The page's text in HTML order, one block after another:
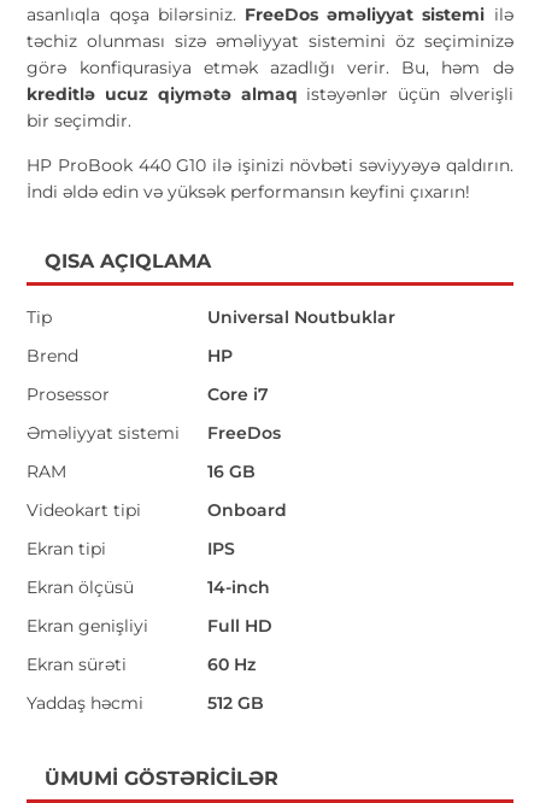
asanlıqla qoşa bilərsiniz. FreeDos əməliyyat sistemi ilə
təchiz olunması sizə əməliyyat sistemini öz seçiminizə
görə konfiqurasiya etmək azadlığı verir. Bu, həm də
kreditlə ucuz qiymətə almaq istəyənlər üçün əlverişli
bir seçimdir.
HP ProBook 440 G10 ilə işinizi növbəti səviyyəyə qaldırın.
İndi əldə edin və yüksək performansın keyfini çıxarın!
QISA AÇIQLAMA
Tip
Universal Noutbuklar
Brend
HP
Prosessor
Core i7
Əməliyyat sistemi
FreeDos
RAM
16 GB
Videokart tipi
Onboard
Ekran tipi
IPS
Ekran ölçüsü
14-inch
Ekran genişliyi
Full HD
Ekran sürəti
60 Hz
Yaddaş həcmi
512 GB
ÜMUMI GÖSTƏRICILƏR